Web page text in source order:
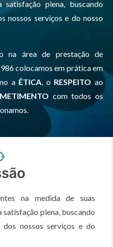
satisfação plena, buscando
nossos serviços e do nosso
na área de prestação de
colocamos em prática em
a ÉTICA, o RESPEITO ao
com todos os
na medida de suas
satisfação plena, buscando
nossos serviços e do